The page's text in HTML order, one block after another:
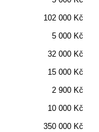
102 000 Kč
5 000 Kč
32 000 Kč
15 000 Kč
2 900 Kč
10 000 Kč
350 000 Kč